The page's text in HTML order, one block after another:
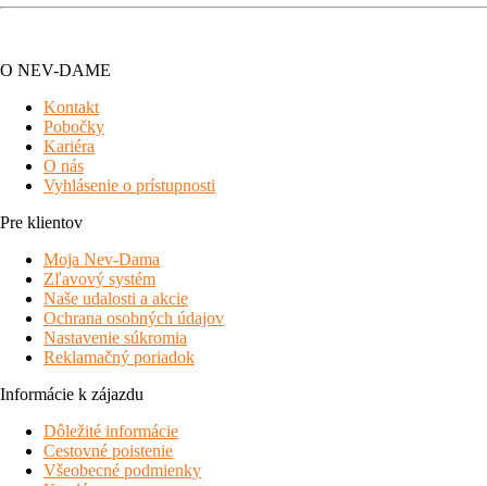
O NEV-DAME
Kontakt
Pobočky
Kariéra
O nás
Vyhlásenie o prístupnosti
Pre klientov
Moja Nev-Dama
Zľavový systém
Naše udalosti a akcie
Ochrana osobných údajov
Nastavenie súkromia
Reklamačný poriadok
Informácie k zájazdu
Dôležité informácie
Cestovné poistenie
Všeobecné podmienky